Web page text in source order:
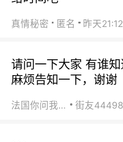
真情秘密 匿名 昨天21:12
请问一下大家 有谁知
麻烦告知一下，谢谢
法国你问我答